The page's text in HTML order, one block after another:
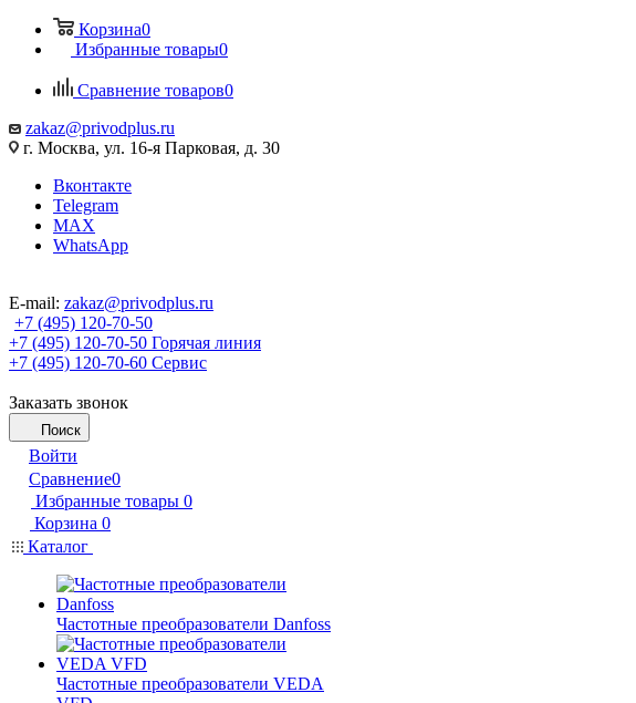
Корзина0
Избранные товары0
Сравнение товаров0
zakaz@privodplus.ru
г. Москва, ул. 16-я Парковая, д. 30
Вконтакте
Telegram
MAX
WhatsApp
E-mail: zakaz@privodplus.ru
+7 (495) 120-70-50
+7 (495) 120-70-50 Горячая линия
+7 (495) 120-70-60 Сервис
Заказать звонок
Поиск
Войти
Сравнение0
Избранные товары 0
Корзина 0
Каталог
Частотные преобразователи Danfoss
Частотные преобразователи VEDA